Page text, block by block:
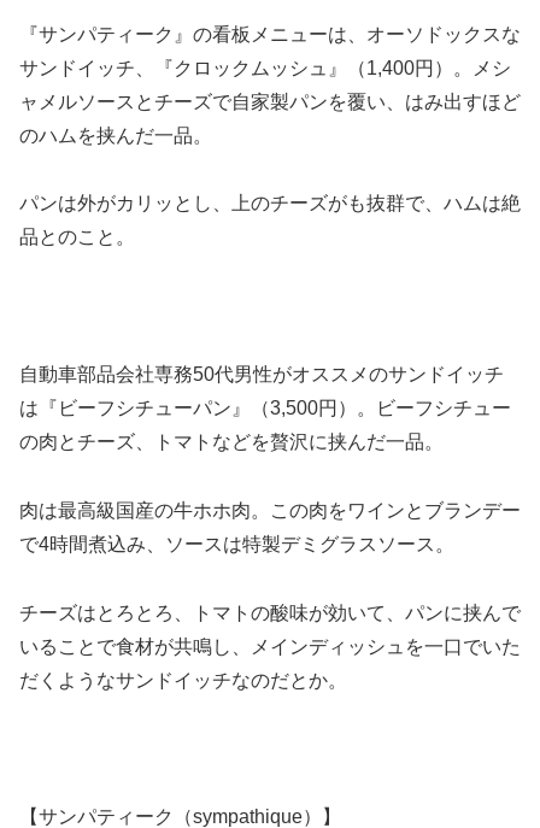
『サンパティーク』の看板メニューは、オーソドックスな
サンドイッチ、『クロックムッシュ』（1,400円）。メシ
ャメルソースとチーズで自家製パンを覆い、はみ出すほど
のハムを挟んだ一品。
パンは外がカリッとし、上のチーズがも抜群で、ハムは絶
品とのこと。
自動車部品会社専務50代男性がオススメのサンドイッチ
は『ビーフシチューパン』（3,500円）。ビーフシチュー
の肉とチーズ、トマトなどを贅沢に挟んだ一品。
肉は最高級国産の牛ホホ肉。この肉をワインとブランデー
で4時間煮込み、ソースは特製デミグラスソース。
チーズはとろとろ、トマトの酸味が効いて、パンに挟んで
いることで食材が共鳴し、メインディッシュを一口でいた
だくようなサンドイッチなのだとか。
【サンパティーク（sympathique）】